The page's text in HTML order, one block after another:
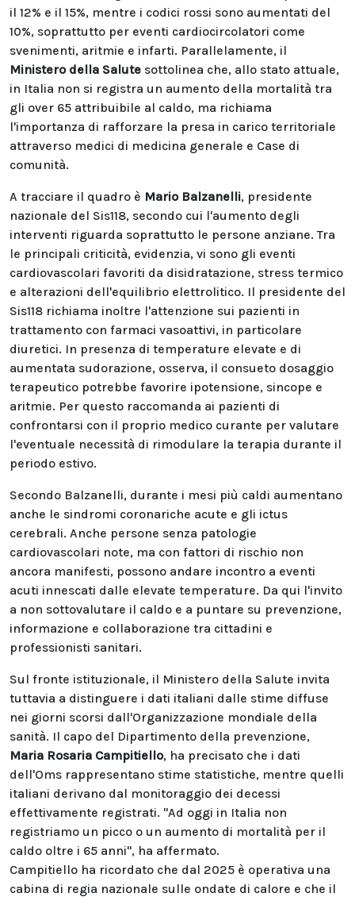
il 12% e il 15%, mentre i codici rossi sono aumentati del
10%, soprattutto per eventi cardiocircolatori come
svenimenti, aritmie e infarti. Parallelamente, il
Ministero della Salute sottolinea che, allo stato attuale,
in Italia non si registra un aumento della mortalità tra
gli over 65 attribuibile al caldo, ma richiama
l'importanza di rafforzare la presa in carico territoriale
attraverso medici di medicina generale e Case di
comunità.
A tracciare il quadro è Mario Balzanelli, presidente
nazionale del Sis118, secondo cui l'aumento degli
interventi riguarda soprattutto le persone anziane. Tra
le principali criticità, evidenzia, vi sono gli eventi
cardiovascolari favoriti da disidratazione, stress termico
e alterazioni dell'equilibrio elettrolitico. Il presidente del
Sis118 richiama inoltre l'attenzione sui pazienti in
trattamento con farmaci vasoattivi, in particolare
diuretici. In presenza di temperature elevate e di
aumentata sudorazione, osserva, il consueto dosaggio
terapeutico potrebbe favorire ipotensione, sincope e
aritmie. Per questo raccomanda ai pazienti di
confrontarsi con il proprio medico curante per valutare
l'eventuale necessità di rimodulare la terapia durante il
periodo estivo.
Secondo Balzanelli, durante i mesi più caldi aumentano
anche le sindromi coronariche acute e gli ictus
cerebrali. Anche persone senza patologie
cardiovascolari note, ma con fattori di rischio non
ancora manifesti, possono andare incontro a eventi
acuti innescati dalle elevate temperature. Da qui l'invito
a non sottovalutare il caldo e a puntare su prevenzione,
informazione e collaborazione tra cittadini e
professionisti sanitari.
Sul fronte istituzionale, il Ministero della Salute invita
tuttavia a distinguere i dati italiani dalle stime diffuse
nei giorni scorsi dall'Organizzazione mondiale della
sanità. Il capo del Dipartimento della prevenzione,
Maria Rosaria Campitiello, ha precisato che i dati
dell'Oms rappresentano stime statistiche, mentre quelli
italiani derivano dal monitoraggio dei decessi
effettivamente registrati. "Ad oggi in Italia non
registriamo un picco o un aumento di mortalità per il
caldo oltre i 65 anni", ha affermato.
Campitiello ha ricordato che dal 2025 è operativa una
cabina di regia nazionale sulle ondate di calore e che il